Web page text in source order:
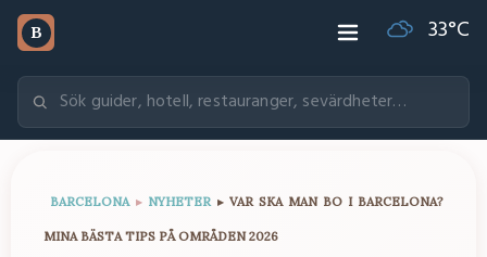
B 33°C
BARCELONA ▸ NYHETER ▸ VAR SKA MAN BO I BARCELONA?
MINA BÄSTA TIPS PÅ OMRÅDEN 2026